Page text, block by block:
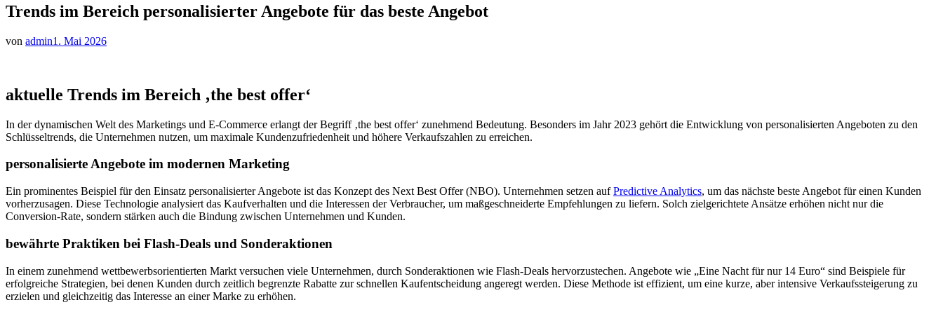
Trends im Bereich personalisierter Angebote für das beste Angebot
von admin1. Mai 2026
aktuelle Trends im Bereich ‚the best offer‘
In der dynamischen Welt des Marketings und E-Commerce erlangt der Begriff ‚the best offer‘ zunehmend Bedeutung. Besonders im Jahr 2023 gehört die Entwicklung von personalisierten Angeboten zu den
Schlüsseltrends, die Unternehmen nutzen, um maximale Kundenzufriedenheit und höhere Verkaufszahlen zu erreichen.
personalisierte Angebote im modernen Marketing
Ein prominentes Beispiel für den Einsatz personalisierter Angebote ist das Konzept des Next Best Offer (NBO). Unternehmen setzen aufPredictive Analytics, um das nächste beste Angebot für einen Kunden
vorherzusagen. Diese Technologie analysiert das Kaufverhalten und die Interessen der Verbraucher, um maßgeschneiderte Empfehlungen zu liefern. Solch zielgerichtete Ansätze erhöhen nicht nur die
Conversion-Rate, sondern stärken auch die Bindung zwischen Unternehmen und Kunden.
bewährte Praktiken bei Flash-Deals und Sonderaktionen
In einem zunehmend wettbewerbsorientierten Markt versuchen viele Unternehmen, durch Sonderaktionen wie Flash-Deals hervorzustechen. Angebote wie „Eine Nacht für nur 14 Euro“ sind Beispiele für
erfolgreiche Strategien, bei denen Kunden durch zeitlich begrenzte Rabatte zur schnellen Kaufentscheidung angeregt werden. Diese Methode ist effizient, um eine kurze, aber intensive Verkaufssteigerung zu
erzielen und gleichzeitig das Interesse an einer Marke zu erhöhen.